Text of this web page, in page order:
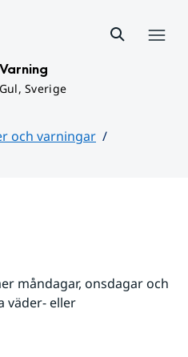
Varning
Gul, Sverige
och varningar
måndagar, onsdagar och
väder- eller